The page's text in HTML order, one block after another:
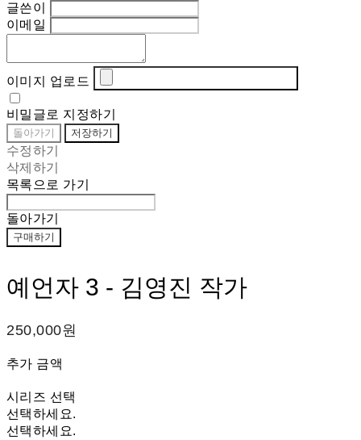
글쓴이
이메일
이미지 업로드
비밀글로 지정하기
돌아가기 저장하기
수정하기
삭제하기
목록으로 가기
돌아가기
구매하기
예언자 3 - 김영진 작가
250,000원
추가 금액
시리즈 선택
선택하세요.
선택하세요.